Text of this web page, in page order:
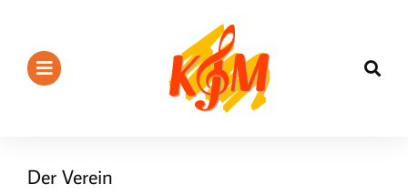
Der Verein